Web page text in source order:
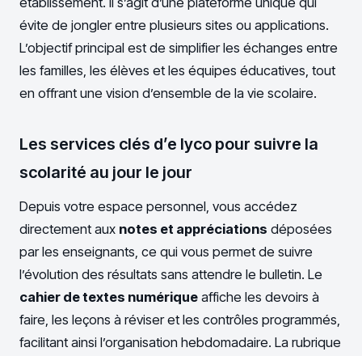
évite de jongler entre plusieurs sites ou applications.
L’objectif principal est de simplifier les échanges entre
les familles, les élèves et les équipes éducatives, tout
en offrant une vision d’ensemble de la vie scolaire.
Les services clés d’e lyco pour suivre la
scolarité au jour le jour
Depuis votre espace personnel, vous accédez
directement aux notes et appréciations déposées
par les enseignants, ce qui vous permet de suivre
l’évolution des résultats sans attendre le bulletin. Le
cahier de textes numérique affiche les devoirs à
faire, les leçons à réviser et les contrôles programmés,
facilitant ainsi l’organisation hebdomadaire. La rubrique